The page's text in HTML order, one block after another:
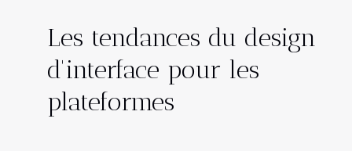
Les tendances du design
d'interface pour les
plateformes